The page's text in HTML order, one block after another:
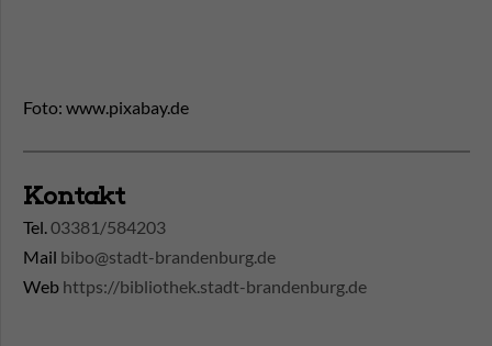
Foto: www.pixabay.de
Kontakt
Tel.03381/584203
Mail bibo@stadt-brandenburg.de
Web https://bibliothek.stadt-brandenburg.de